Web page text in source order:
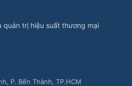
quản trị hiệu suất thương mại
P. Bến Thành, TP.HCM